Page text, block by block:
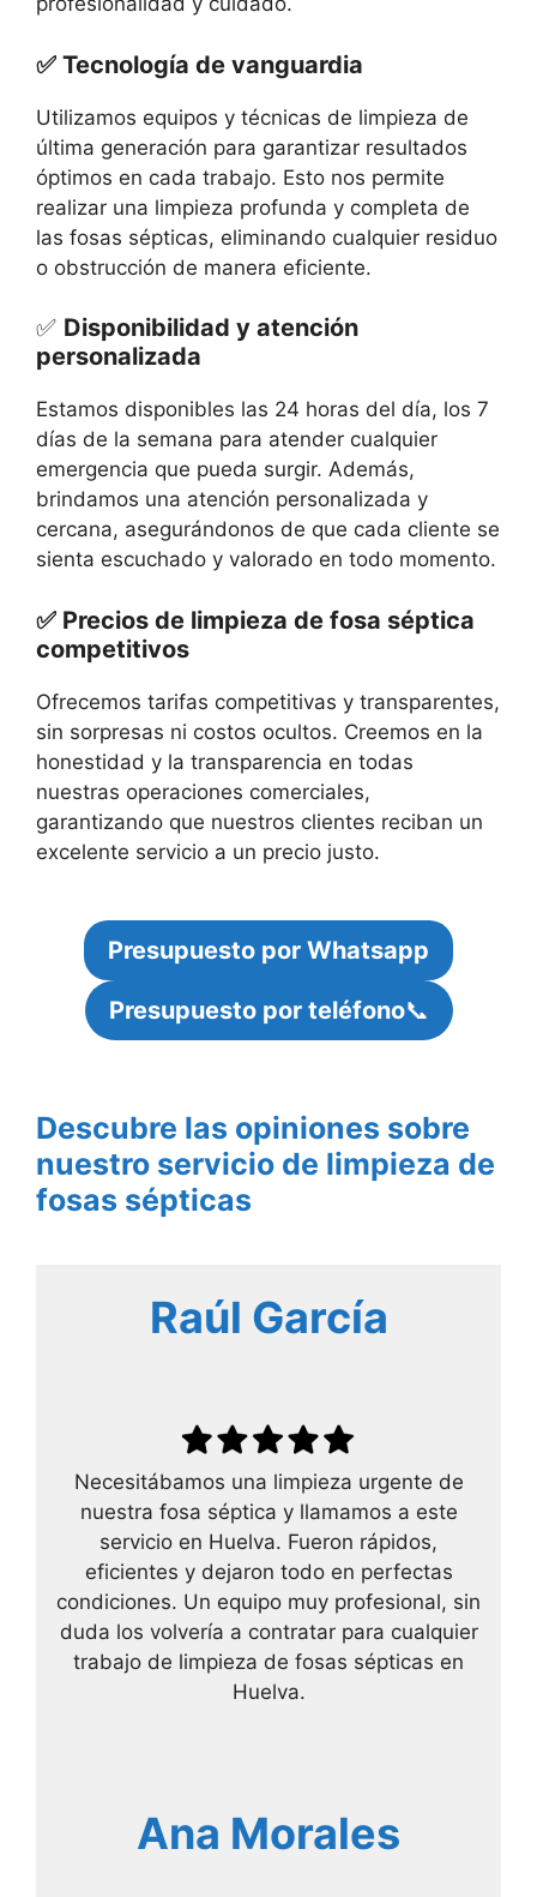
✅ Tecnología de vanguardia
Utilizamos equipos y técnicas de limpieza de
última generación para garantizar resultados
óptimos en cada trabajo. Esto nos permite
realizar una limpieza profunda y completa de
las fosas sépticas, eliminando cualquier residuo
o obstrucción de manera eficiente.
✅ Disponibilidad y atención
personalizada
Estamos disponibles las 24 horas del día, los 7
días de la semana para atender cualquier
emergencia que pueda surgir. Además,
brindamos una atención personalizada y
cercana, asegurándonos de que cada cliente se
sienta escuchado y valorado en todo momento.
✅ Precios de limpieza de fosa séptica
competitivos
Ofrecemos tarifas competitivas y transparentes,
sin sorpresas ni costos ocultos. Creemos en la
honestidad y la transparencia en todas
nuestras operaciones comerciales,
garantizando que nuestros clientes reciban un
excelente servicio a un precio justo.
Presupuesto por Whatsapp
Presupuesto por teléfono📞
Descubre las opiniones sobre
nuestro servicio de limpieza de
fosas sépticas
Raúl García
Necesitábamos una limpieza urgente de
nuestra fosa séptica y llamamos a este
servicio en Huelva. Fueron rápidos,
eficientes y dejaron todo en perfectas
condiciones. Un equipo muy profesional, sin
duda los volvería a contratar para cualquier
trabajo de limpieza de fosas sépticas en
Huelva.
Ana Morales